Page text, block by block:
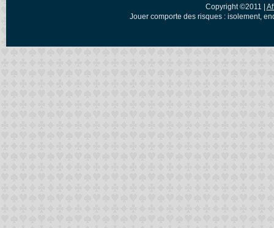
Copyright ©2011 |
Jouer comporte des risques : isolement,